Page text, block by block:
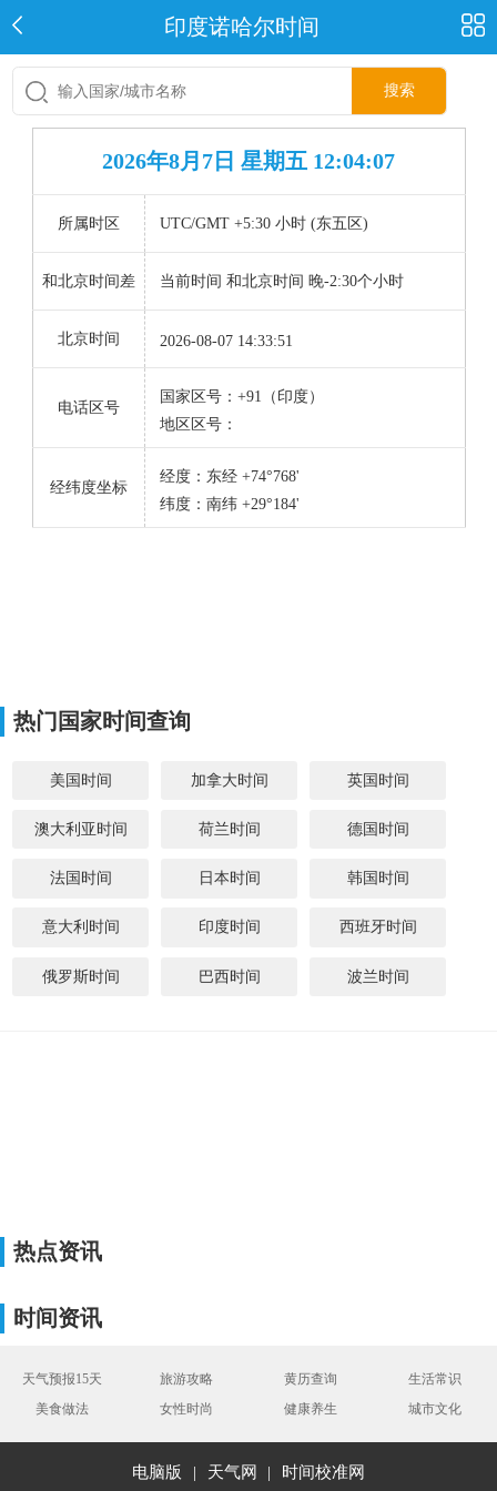
印度诺哈尔时间
搜索
2026年8月7日 星期五 12:04:07
所属时区 UTC/GMT +5:30 小时 (东五区)
和北京时间差 当前时间 和北京时间 晚-2:30个小时
北京时间 2026-08-07 14:33:51
电话区号
国家区号：+91（印度）
地区区号：
经纬度坐标
经度：东经 +74°768'
纬度：南纬 +29°184'
热门国家时间查询
美国时间 加拿大时间 英国时间
澳大利亚时间 荷兰时间 德国时间
法国时间 日本时间 韩国时间
意大利时间 印度时间 西班牙时间
俄罗斯时间 巴西时间 波兰时间
热点资讯
时间资讯
天气预报15天 旅游攻略 黄历查询
生活常识
美食做法
女性时尚 健康养生 城市文化
电脑版 | 天气网 | 时间校准网